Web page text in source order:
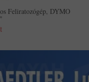
Feliratozógép, DYMO